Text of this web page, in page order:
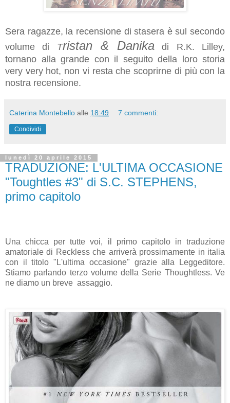
Sera ragazze, la recensione di stasera è sul secondo
volume di Tristan & Danika di R.K. Lilley,
tornano alla grande con il seguito della loro storia
very very hot, non vi resta che scoprirne di più con la
nostra recensione.
Caterina Montebello alle 18:49 7 commenti:
Condividi
lunedì 20 aprile 2015
TRADUZIONE: L'ULTIMA OCCASIONE
"Toughtles #3" di S.C. STEPHENS,
primo capitolo
Una chicca per tutte voi, il primo capitolo in traduzione
amatoriale di Recklessche arriverà prossimamente in italia
con il titolo "L'ultima occasione" grazie alla Leggeditore.
Stiamo parlando terzo volume della Serie Thoughtless. Ve
ne diamo un breve assaggio.